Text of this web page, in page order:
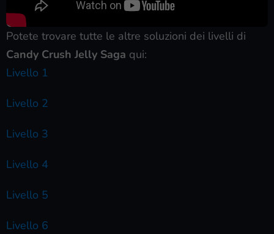
Potete trovare tutte le altre soluzioni dei livelli di
Candy Crush Jelly Saga qui:
Livello 1
Livello 2
Livello 3
Livello 4
Livello 5
Livello 6